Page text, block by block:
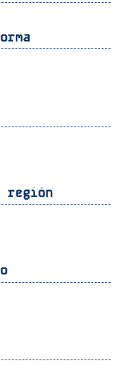
región